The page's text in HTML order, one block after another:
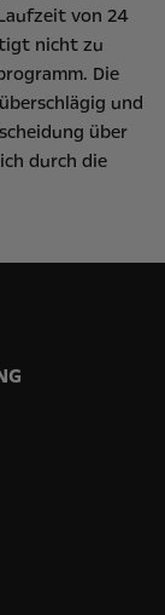
von 24
nicht zu
Die
und
über
durch die